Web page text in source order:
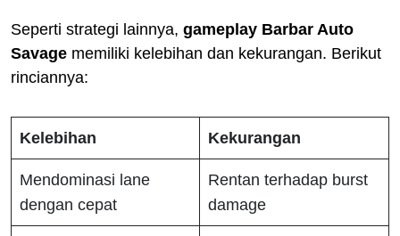
Seperti strategi lainnya, gameplay Barbar Auto
Savage memiliki kelebihan dan kekurangan. Berikut
rinciannya:
Kelebihan Kekurangan
Mendominasi lane
dengan cepat
Rentan terhadap burst
damage